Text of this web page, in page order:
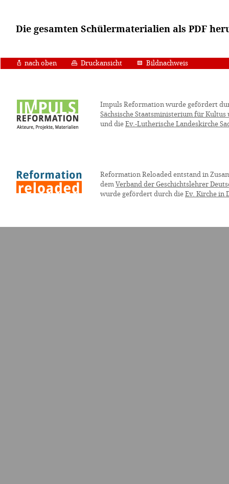
Die gesamten Schülermaterialien als PDF
nach oben Druckansicht Bildnachweis
Impuls Reformation wurde gefördert
Sächsische Staatsministerium für Kultus
und die Ev.-Lutherische Landeskirche
Reformation Reloaded entstand in
dem Verband der Geschichtslehrer
wurde gefördert durch die Ev. Kirche in